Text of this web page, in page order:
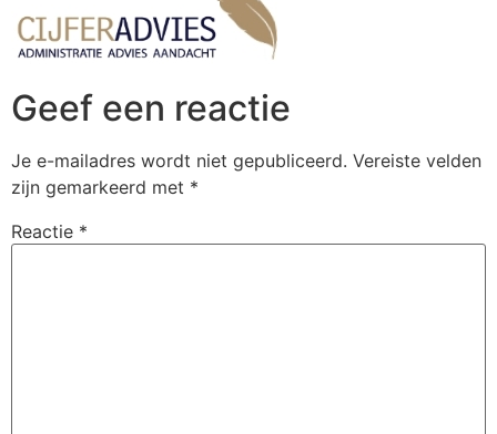
Geef een reactie
Je e-mailadres wordt niet gepubliceerd. Vereiste velden
zijn gemarkeerd met *
Reactie *